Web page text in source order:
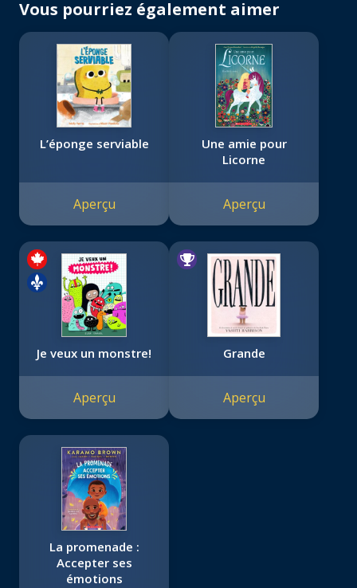
Vous pourriez également aimer
L’éponge serviable
Aperçu
Une amie pour
Licorne
Aperçu
Je veux un monstre!
Aperçu
Grande
Aperçu
La promenade :
Accepter ses
émotions